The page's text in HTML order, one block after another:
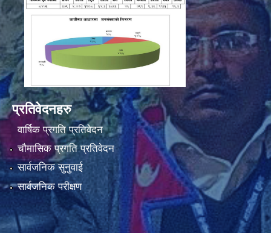
प्रतिवेदनहरु
वार्षिक प्रगति प्रतिवेदन
चौमासिक प्रगति प्रतिवेदन
सार्वजनिक सुनुवाई
सार्वजनिक परीक्षण